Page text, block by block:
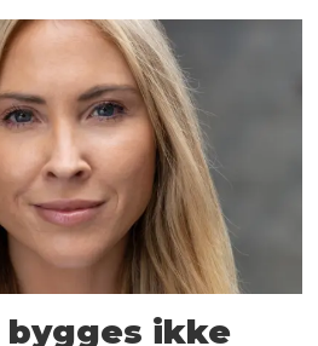
bygges ikke